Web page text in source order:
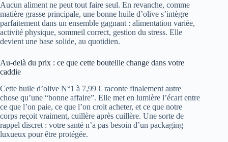
Aucun aliment ne peut tout faire seul. En revanche, comme
matière grasse principale, une bonne huile d’olive s’intègre
parfaitement dans un ensemble gagnant : alimentation variée,
activité physique, sommeil correct, gestion du stress. Elle
devient une base solide, au quotidien.
Au-delà du prix : ce que cette bouteille change dans votre
caddie
Cette huile d’olive N°1 à 7,99 € raconte finalement autre
chose qu’une “bonne affaire”. Elle met en lumière l’écart entre
ce que l’on paie, ce que l’on croit acheter, et ce que notre
corps reçoit vraiment, cuillère après cuillère. Une sorte de
rappel discret : votre santé n’a pas besoin d’un packaging
luxueux pour être protégée.